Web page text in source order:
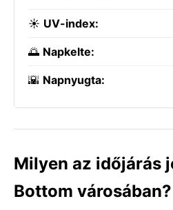
☀️ UV-index:
🌅 Napkelte:
🌇 Napnyugta:
Milyen az időjárás
Bottom városában?